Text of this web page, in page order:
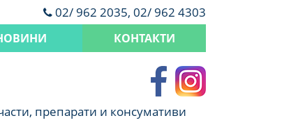
02/ 962 2035, 02/ 962 4303
КОНТАКТИ
препарати и консумативи